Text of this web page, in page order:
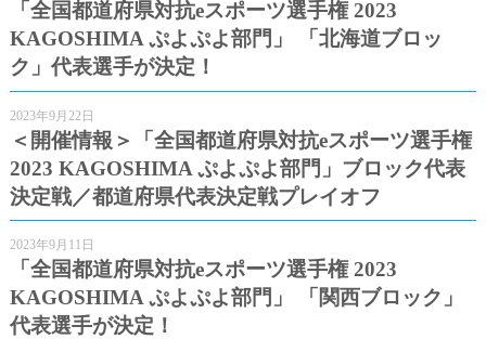
「全国都道府県対抗eスポーツ選手権 2023
KAGOSHIMA ぷよぷよ部門」 「北海道ブロッ
ク」代表選手が決定！
2023年9月22日
＜開催情報＞「全国都道府県対抗eスポーツ選手権
2023 KAGOSHIMA ぷよぷよ部門」ブロック代表
決定戦／都道府県代表決定戦プレイオフ
2023年9月11日
「全国都道府県対抗eスポーツ選手権 2023
KAGOSHIMA ぷよぷよ部門」 「関西ブロック」
代表選手が決定！